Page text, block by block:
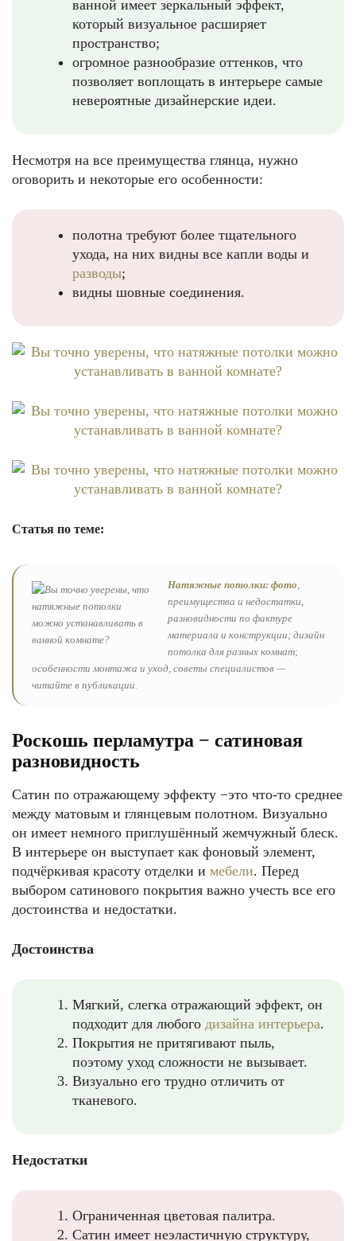
ванной имеет зеркальный эффект,
который визуальное расширяет
пространство;
огромное разнообразие оттенков, что
позволяет воплощать в интерьере самые
невероятные дизайнерские идеи.
Несмотря на все преимущества глянца, нужно
оговорить и некоторые его особенности:
полотна требуют более тщательного
ухода, на них видны все капли воды и
разводы;
видны шовные соединения.
Статья по теме:
Натяжные потолки: фото,
преимущества и недостатки,
разновидности по фактуре
материала и конструкции; дизайн
потолка для разных комнат;
особенности монтажа и уход, советы специалистов —
читайте в публикации.
Роскошь перламутра − сатиновая
разновидность
Сатин по отражающему эффекту −это что-то среднее
между матовым и глянцевым полотном. Визуально
он имеет немного приглушённый жемчужный блеск.
В интерьере он выступает как фоновый элемент,
подчёркивая красоту отделки и мебели. Перед
выбором сатинового покрытия важно учесть все его
достоинства и недостатки.
Достоинства
Мягкий, слегка отражающий эффект, он
подходит для любого дизайна интерьера.
Покрытия не притягивают пыль,
поэтому уход сложности не вызывает.
Визуально его трудно отличить от
тканевого.
Недостатки
Ограниченная цветовая палитра.
Сатин имеет неэластичную структуру,